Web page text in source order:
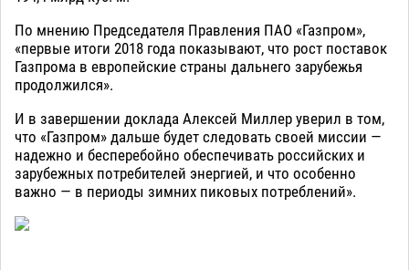
По мнению Председателя Правления ПАО «Газпром»,
«первые итоги 2018 года показывают, что рост поставок
Газпрома в европейские страны дальнего зарубежья
продолжился».
И в завершении доклада Алексей Миллер уверил в том,
что «Газпром» дальше будет следовать своей миссии —
надежно и бесперебойно обеспечивать российских и
зарубежных потребителей энергией, и что особенно
важно — в периоды зимних пиковых потреблений».